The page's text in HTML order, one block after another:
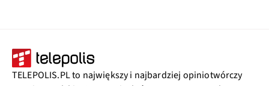
TELEPOLIS.PL to największy i najbardziej opiniotwórczy